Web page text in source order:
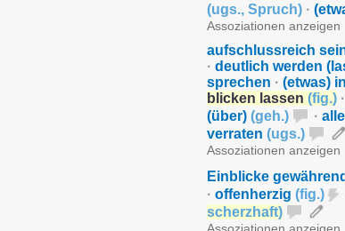
(ugs., Spruch) ·
Assoziationen anzeigen
aufschlussreich
· deutlich werden
sprechen · (etwas)
blicken lassen (fig.) ·
(über) (geh.) ·
verraten (ugs.)
Assoziationen anzeigen
Einblicke gewährend
· offenherzig (fig.)
scherzhaft)